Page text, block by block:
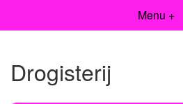
Menu +
Drogisterij